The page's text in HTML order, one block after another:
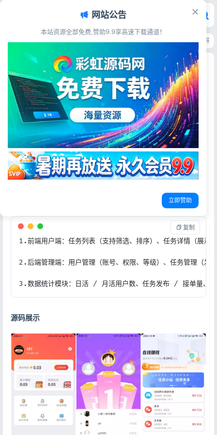
首页>源码资源>其他源码>完整运营版任务悬赏系统源码_仿众人帮任务平
完整运营版任务悬赏系统源码_仿众人帮任务平台
_VUE前后端源码支持对接API
彩虹源码网
2026-03-29更新于2026-04-19 37阅读
源码简介
完整运营版任务悬赏系统源码/众人帮任务平台/VUE源码/支
持对接API
搭建此源码需要一定技术，自行研究，压缩包附带文档
1.前端用户端：任务列表（支持筛选、排序）、任务详情（展示
2.后端管理端：用户管理（账号、权限、等级）、任务管理（
3.数据统计模块：日活 / 月活用户数、任务发布 / 接单量、平
复制
源码展示
网站公告
本站资源全部免费,赞助9.9享高速下载通道！
立即赞助